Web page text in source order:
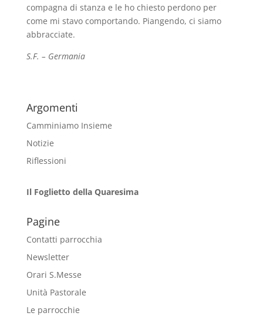
compagna di stanza e le ho chiesto perdono per
come mi stavo comportando. Piangendo, ci siamo
abbracciate.
S.F. – Germania
Argomenti
Camminiamo Insieme
Notizie
Riflessioni
Il Foglietto della Quaresima
Pagine
Contatti parrocchia
Newsletter
Orari S.Messe
Unità Pastorale
Le parrocchie